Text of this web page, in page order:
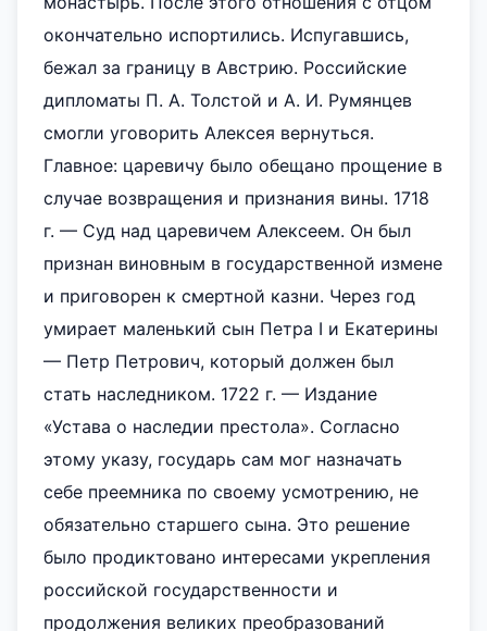
окончательно испортились. Испугавшись,
бежал за границу в Австрию. Российские
дипломаты П. А. Толстой и А. И. Румянцев
смогли уговорить Алексея вернуться.
Главное: царевичу было обещано прощение в
случае возвращения и признания вины. 1718
г. — Суд над царевичем Алексеем. Он был
признан виновным в государственной измене
и приговорен к смертной казни. Через год
умирает маленький сын Петра I и Екатерины
— Петр Петрович, который должен был
стать наследником. 1722 г. — Издание
«Устава о наследии престола». Согласно
этому указу, государь сам мог назначать
себе преемника по своему усмотрению, не
обязательно старшего сына. Это решение
было продиктовано интересами укрепления
российской государственности и
продолжения великих преобразований